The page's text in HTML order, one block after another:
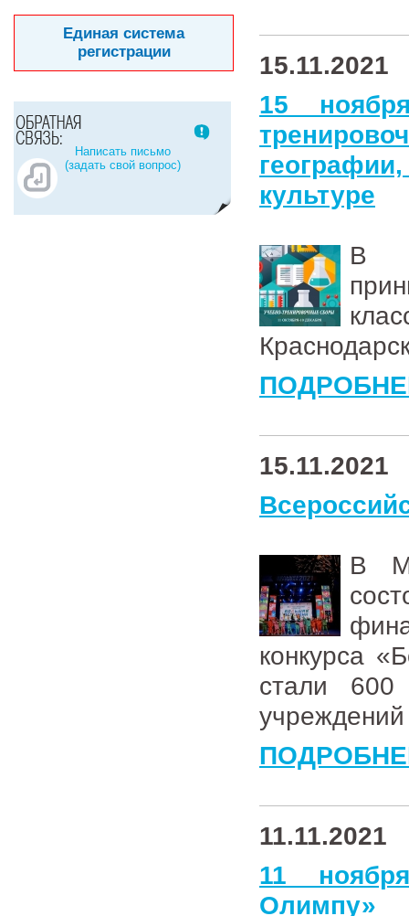
Единая система
регистрации
Написать письмо
(задать свой вопрос)
15.11.2021
15
культуре
В
15.11.2021
В
конкурса
стали 600
11.11.2021
11
Олимпу»